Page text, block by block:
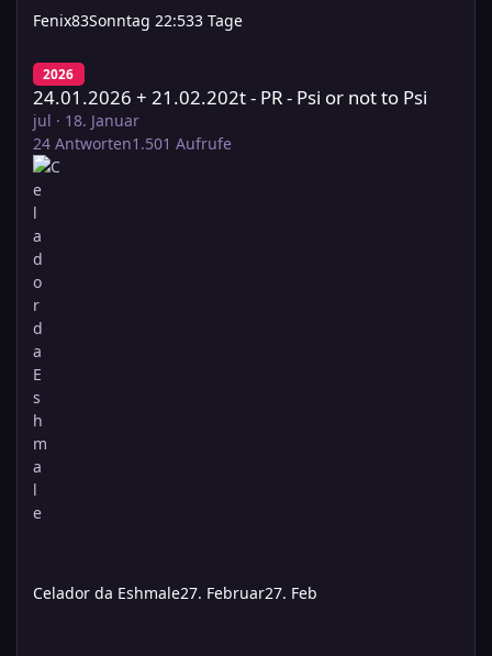
Fenix83Sonntag 22:533 Tage
24.01.2026 + 21.02.202t - PR - Psi or not to Psi
2026
24.01.2026 + 21.02.202t - PR - Psi or not to Psi
jul · 18. Januar
24 Antworten1.501 Aufrufe
Celador da Eshmale27. Februar27. Feb